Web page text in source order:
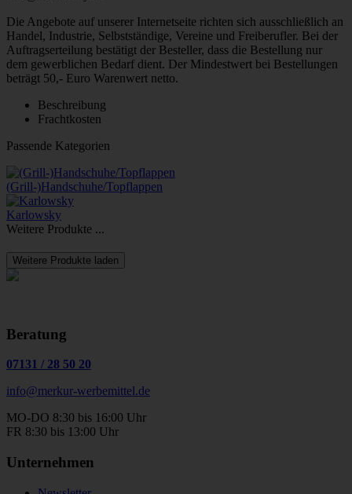
Die Angebote auf unserer Internetseite richten sich ausschließlich an
Handel, Industrie, Selbstständige, Vereine und Freiberufler. Bei der
Auftragserteilung bestätigt der Besteller, dass die Bestellung nur
dem gewerblichen Bedarf dient. Der Mindestwert bei Bestellungen
beträgt 50,- Euro Warenwert netto.
Beschreibung
Frachtkosten
Passende Kategorien
(Grill-)Handschuhe/Topflappen
Karlowsky
Weitere Produkte ...
Weitere Produkte laden
Beratung
07131 / 28 50 20
info@merkur-werbemittel.de
MO-DO 8:30 bis 16:00 Uhr
FR 8:30 bis 13:00 Uhr
Unternehmen